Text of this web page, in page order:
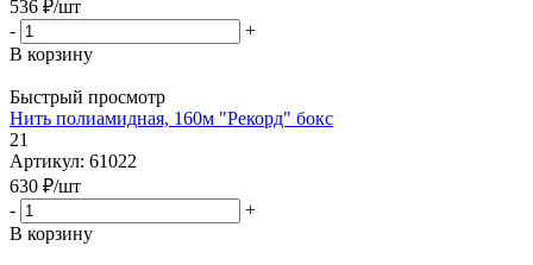
536 ₽/шт
-
+
В корзину
Быстрый просмотр
Нить полиамидная, 160м "Рекорд" бокс
21
Артикул: 61022
630 ₽/шт
-
+
В корзину